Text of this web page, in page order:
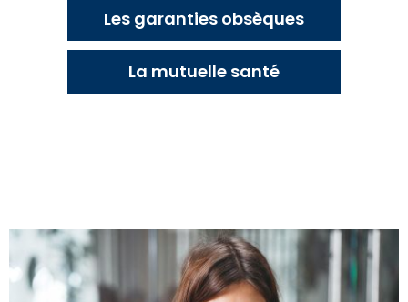
Les garanties obsèques
La mutuelle santé